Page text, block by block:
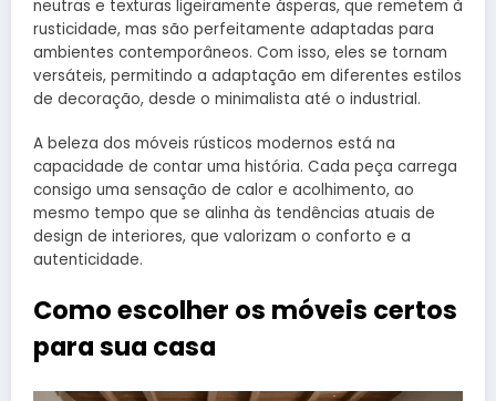
neutras e texturas ligeiramente ásperas, que remetem à
rusticidade, mas são perfeitamente adaptadas para
ambientes contemporâneos. Com isso, eles se tornam
versáteis, permitindo a adaptação em diferentes estilos
de decoração, desde o minimalista até o industrial.
A beleza dos móveis rústicos modernos está na
capacidade de contar uma história. Cada peça carrega
consigo uma sensação de calor e acolhimento, ao
mesmo tempo que se alinha às tendências atuais de
design de interiores, que valorizam o conforto e a
autenticidade.
Como escolher os móveis certos
para sua casa